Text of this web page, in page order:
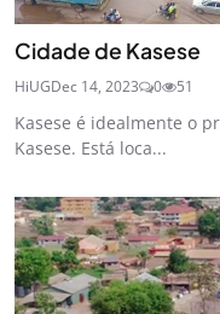
Cidade de Kasese
HiUGDec 14, 2023 0 51
Kasese é idealmente o
Kasese. Está loca...